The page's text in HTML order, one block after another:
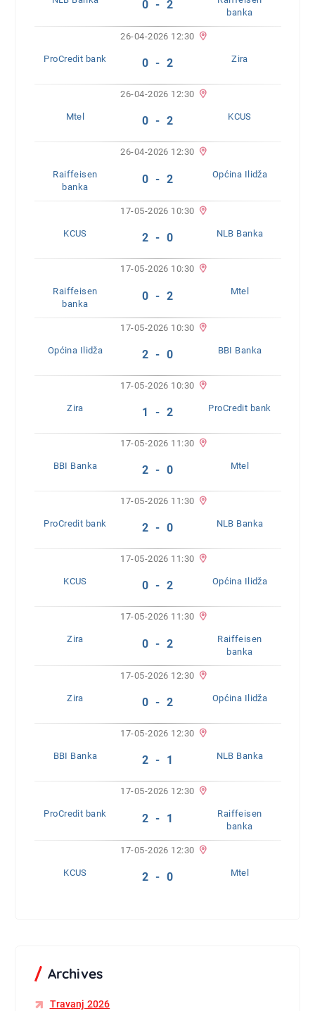
0 - 2
banka
26-04-2026 12:30
ProCredit bank 0 - 2 Zira
26-04-2026 12:30
Mtel 0 - 2 KCUS
26-04-2026 12:30
Raiffeisen
banka
0 - 2 Općina Ilidža
17-05-2026 10:30
KCUS 2 - 0 NLB Banka
17-05-2026 10:30
Raiffeisen
banka
0 - 2 Mtel
17-05-2026 10:30
Općina Ilidža 2 - 0 BBI Banka
17-05-2026 10:30
Zira 1 - 2 ProCredit bank
17-05-2026 11:30
BBI Banka 2 - 0 Mtel
17-05-2026 11:30
ProCredit bank 2 - 0 NLB Banka
17-05-2026 11:30
KCUS 0 - 2 Općina Ilidža
17-05-2026 11:30
Zira 0 - 2
Raiffeisen
banka
17-05-2026 12:30
Zira 0 - 2 Općina Ilidža
17-05-2026 12:30
BBI Banka 2 - 1 NLB Banka
17-05-2026 12:30
ProCredit bank 2 - 1
Raiffeisen
banka
17-05-2026 12:30
KCUS 2 - 0 Mtel
Archives
Travanj 2026